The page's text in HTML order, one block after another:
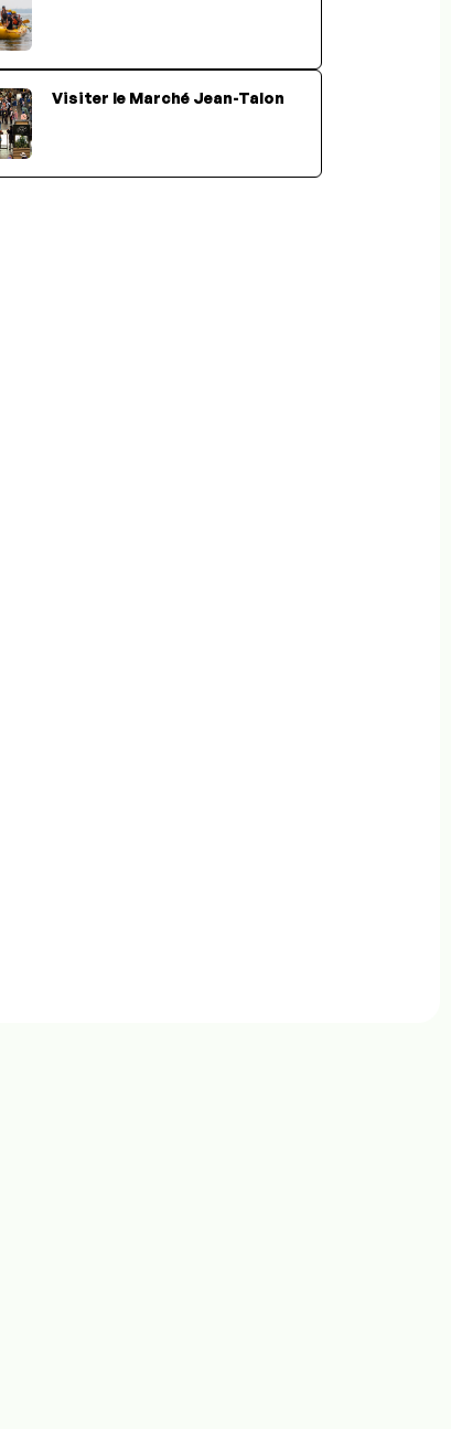
Visiter le Marché Jean-Talon